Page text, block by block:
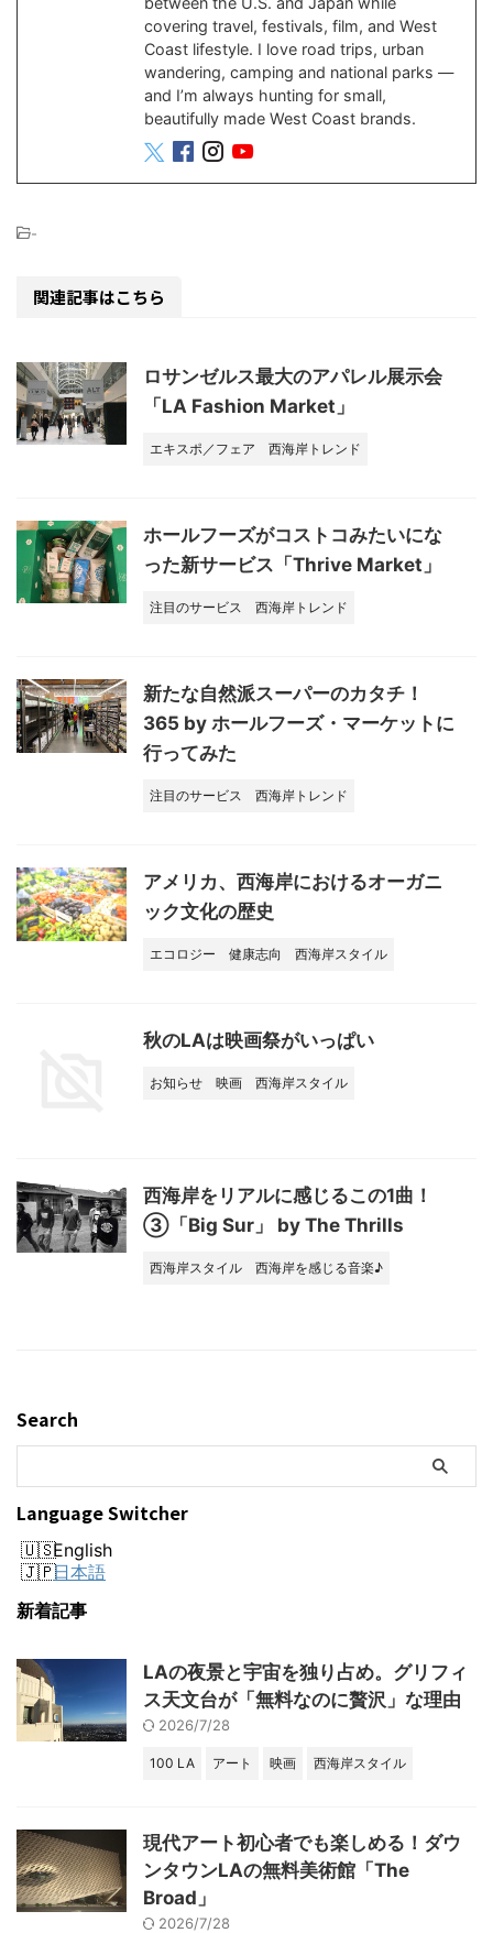
covering travel, festivals, film, and West
Coast lifestyle. I love road trips, urban
wandering, camping and national parks —
and I’m always hunting for small,
beautifully made West Coast brands.
-
関連記事はこちら
ロサンゼルス最大のアパレル展示会
「LA Fashion Market」
エキスポ／フェア 西海岸トレンド
ホールフーズがコストコみたいにな
った新サービス「Thrive Market」
注目のサービス 西海岸トレンド
新たな自然派スーパーのカタチ！
365 by ホールフーズ・マーケットに
行ってみた
注目のサービス 西海岸トレンド
アメリカ、西海岸におけるオーガニ
ック文化の歴史
エコロジー 健康志向 西海岸スタイル
秋のLAは映画祭がいっぱい
お知らせ 映画 西海岸スタイル
西海岸をリアルに感じるこの1曲！
③「Big Sur」 by The Thrills
西海岸スタイル 西海岸を感じる音楽♪
Search
Language Switcher
English
日本語
新着記事
LAの夜景と宇宙を独り占め。グリフィ
ス天文台が「無料なのに贅沢」な理由
2026/7/28
100 LA アート 映画 西海岸スタイル
現代アート初心者でも楽しめる！ダウ
ンタウンLAの無料美術館「The
Broad」
2026/7/28